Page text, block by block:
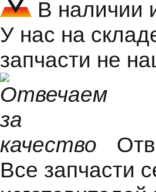
В наличии
У нас на
запчасти не
Все запчасти